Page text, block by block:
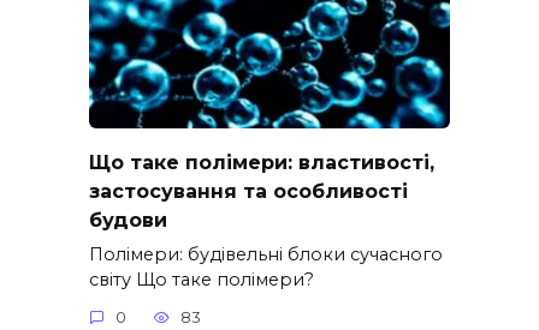
Що таке полімери: властивості,
застосування та особливості
будови
Полімери: будівельні блоки сучасного
світу Що таке полімери?
0 83